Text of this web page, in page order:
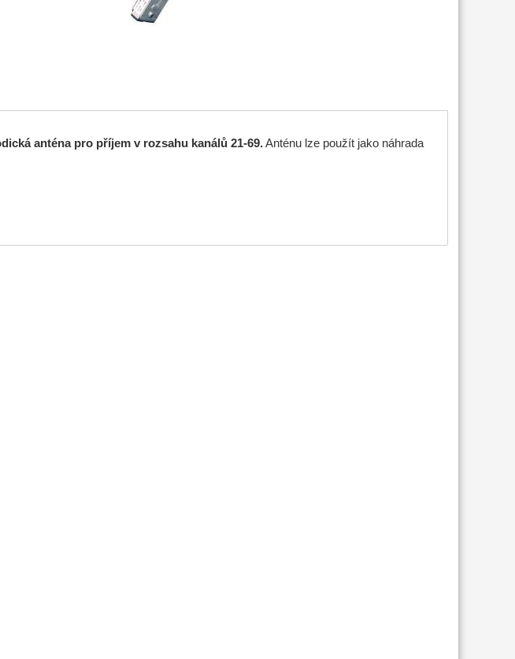
anténa pro příjem v rozsahu kanálů 21-69.Anténu lze použít jako náhrada